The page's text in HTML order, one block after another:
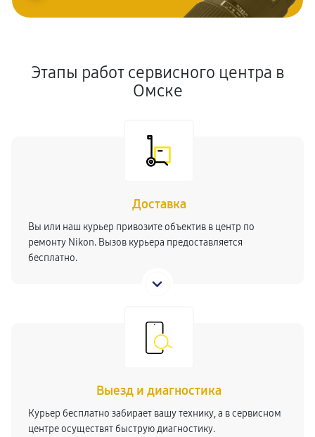
Этапы работ сервисного центра в
Омске
Доставка
Вы или наш курьер привозите объектив в центр по
ремонту Nikon. Вызов курьера предоставляется
бесплатно.
Выезд и диагностика
Курьер бесплатно забирает вашу технику, а в сервисном
центре осуществят быструю диагностику.